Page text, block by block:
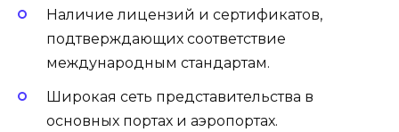
Наличие лицензий и сертификатов,
подтверждающих соответствие
международным стандартам.
Широкая сеть представительства в
основных портах и аэропортах.